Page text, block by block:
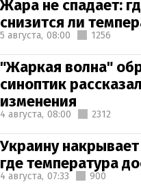
Жара не спадает:
снизится ли
5 августа, 08:00 1256
"Жаркая волна"
синоптик
изменения
4 августа, 08:00 2312
Украину
где температура
4 августа, 07:33 900